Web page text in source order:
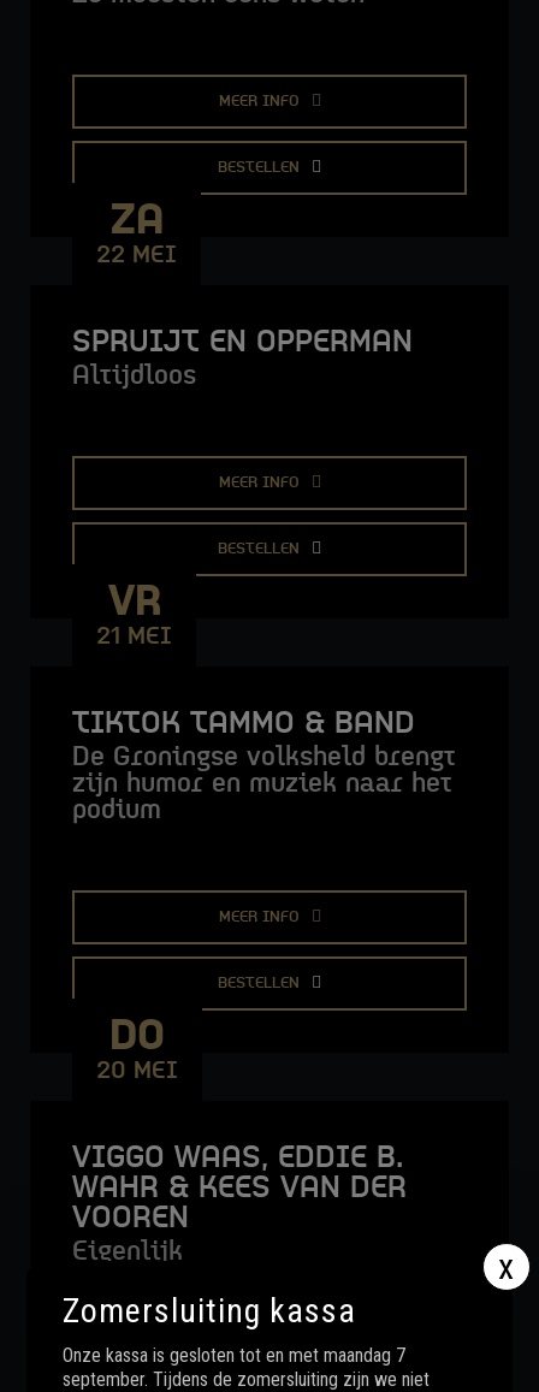
x
Zomersluiting kassa
Onze kassa is gesloten tot en met maandag 7
september. Tijdens de zomersluiting zijn we niet
MEER INFO
BESTELLEN
ZA
22 MEI
SPRUIJT EN OPPERMAN
Altijdloos
MEER INFO
BESTELLEN
VR
21 MEI
TIKTOK TAMMO & BAND
De Groningse volksheld brengt
zijn humor en muziek naar het
podium
MEER INFO
BESTELLEN
DO
20 MEI
VIGGO WAAS, EDDIE B.
WAHR & KEES VAN DER
VOOREN
Eigenlijk
MEER INFO